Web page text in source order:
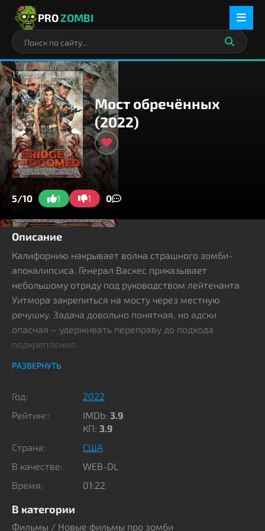
PROZOMBI
Мост обречённых
(2022)
5/10 1 1 0
Описание
Калифорнию накрывает волна страшного зомби-
апокалипсиса. Генерал Васкес приказывает
небольшому отряду под руководством лейтенанта
Уитмора закрепиться на мосту через местную
речушку. Задача довольно понятная, но адски
опасная – удерживать переправу до подхода
подкрепления.
нежить через него не переправилась на
спасительный берег. И вот солдаты встречают группу
гражданских, которые обосновались в лесу
неподалеку. Бродяги насмотрелись ужасов и теперь
уверены: это полноценный конец света, и они ждут
на противоположный берег, но убежденные фанатики
упираются. Они считают, что в таком хаосе доверять
воякам следует в последнюю очередь.
РАЗВЕРНУТЬ
Год:
2022
Рейтинг:
IMDb: 3.9
КП: 3.9
Страна:
США
В качестве:
WEB-DL
Время:
01:22
В категории
Фильмы / Новые фильмы про зомби